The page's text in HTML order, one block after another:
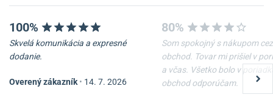
Naťahovač Wolf Cub 461103
Naťahovač Designhütte
100%
Skvelá komunikácia a expresné
dodanie.
Overený zákazník • 14. 7. 2026
80%
Som spokojný s nákupom cez
obchod. Tovar mi prišiel v
a včas. Všetko bolo v
obchod odporúčam.